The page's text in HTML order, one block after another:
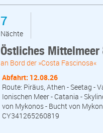
7
Nächte
Östliches
an Bord der »Costa Fascinosa«
Abfahrt: 12.08.26
Route: Piräus, Athen - Seetag -
Ionischen Meer - Catania -
von Mykonos - Bucht von
CY341265260819